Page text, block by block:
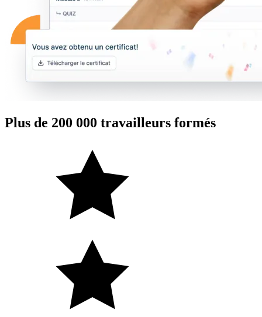
Plus de 200 000 travailleurs formés